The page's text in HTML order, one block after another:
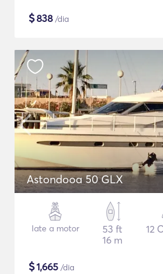
$838 /dia
Astondooa 50 GLX
Iate a motor
53 ft
16 m
12
$1,665 /dia